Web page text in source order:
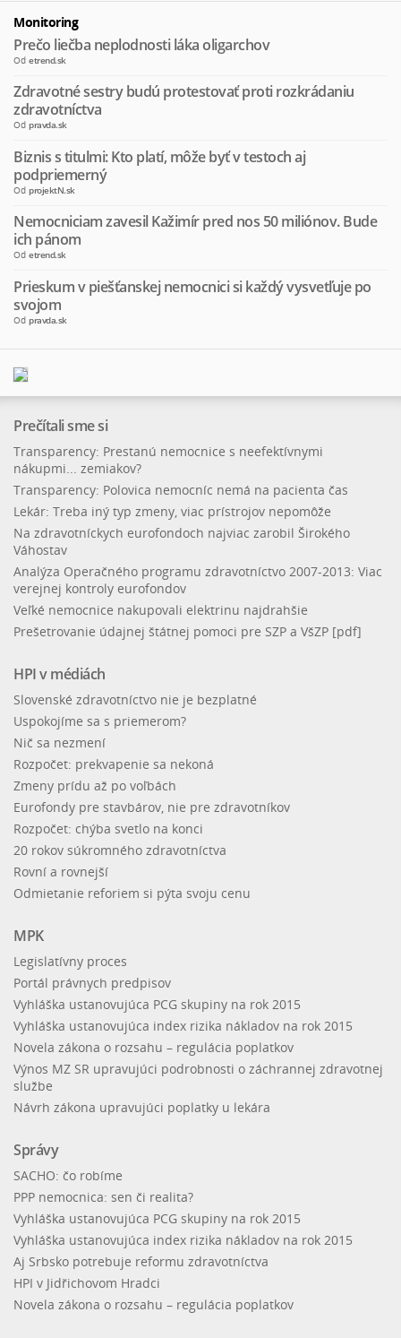
Monitoring
Prečo liečba neplodnosti láka oligarchov
Od etrend.sk
Zdravotné sestry budú protestovať proti rozkrádaniu
zdravotníctva
Od pravda.sk
Biznis s titulmi: Kto platí, môže byť v testoch aj
podpriemerný
Od projektN.sk
Nemocniciam zavesil Kažimír pred nos 50 miliónov. Bude
ich pánom
Od etrend.sk
Prieskum v piešťanskej nemocnici si každý vysvetľuje po
svojom
Od pravda.sk
Prečítali sme si
Transparency: Prestanú nemocnice s neefektívnymi
nákupmi... zemiakov?
Transparency: Polovica nemocníc nemá na pacienta čas
Lekár: Treba iný typ zmeny, viac prístrojov nepomôže
Na zdravotníckych eurofondoch najviac zarobil Širokého
Váhostav
Analýza Operačného programu zdravotníctvo 2007-2013: Viac
verejnej kontroly eurofondov
Veľké nemocnice nakupovali elektrinu najdrahšie
Prešetrovanie údajnej štátnej pomoci pre SZP a VšZP [pdf]
HPI v médiách
Slovenské zdravotníctvo nie je bezplatné
Uspokojíme sa s priemerom?
Nič sa nezmení
Rozpočet: prekvapenie sa nekoná
Zmeny prídu až po voľbách
Eurofondy pre stavbárov, nie pre zdravotníkov
Rozpočet: chýba svetlo na konci
20 rokov súkromného zdravotníctva
Rovní a rovnejší
Odmietanie reforiem si pýta svoju cenu
MPK
Legislatívny proces
Portál právnych predpisov
Vyhláška ustanovujúca PCG skupiny na rok 2015
Vyhláška ustanovujúca index rizika nákladov na rok 2015
Novela zákona o rozsahu – regulácia poplatkov
Výnos MZ SR upravujúci podrobnosti o záchrannej zdravotnej
službe
Návrh zákona upravujúci poplatky u lekára
Správy
SACHO: čo robíme
PPP nemocnica: sen či realita?
Vyhláška ustanovujúca PCG skupiny na rok 2015
Vyhláška ustanovujúca index rizika nákladov na rok 2015
Aj Srbsko potrebuje reformu zdravotníctva
HPI v Jidřichovom Hradci
Novela zákona o rozsahu – regulácia poplatkov